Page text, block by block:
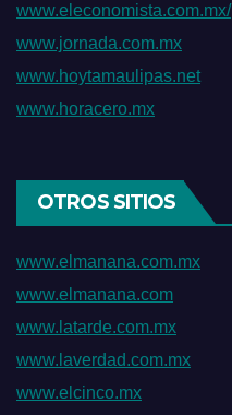
www.eleconomista.com.mx/
www.jornada.com.mx
www.hoytamaulipas.net
www.horacero.mx
OTROS SITIOS
www.elmanana.com.mx
www.elmanana.com
www.latarde.com.mx
www.laverdad.com.mx
www.elcinco.mx